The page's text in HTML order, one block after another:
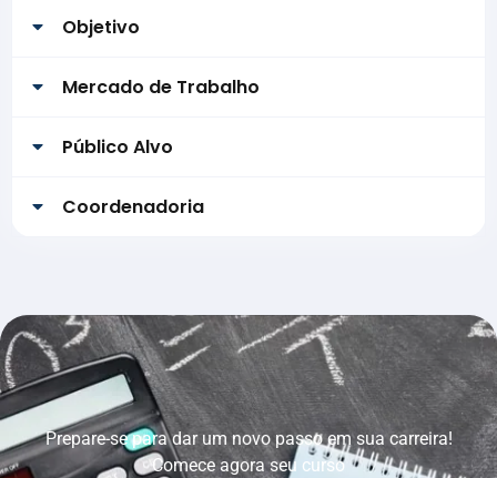
Objetivo
Mercado de Trabalho
Público Alvo
Coordenadoria
Prepare-se para dar um novo passo em sua carreira!
Comece agora seu curso